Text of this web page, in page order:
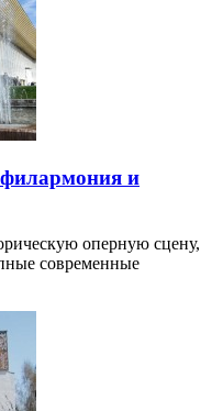
и
оперную сцену,
современные